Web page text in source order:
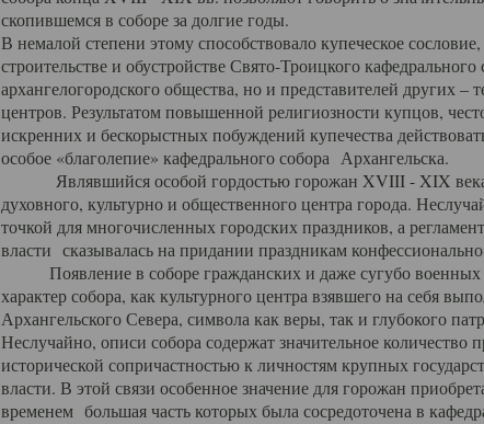
скопившемся в соборе за долгие годы.
В немалой степени этому способствовало купеческое
строительстве и обустройстве Свято-Троицкого
архангелогородского общества, но и представителей других –
центров. Результатом повышенной религиозности купцов,
искренних и бескорыстных побуждений купечества
особое «благолепие» кафедрального собора Архангельска.
Являвшийся особой гордостью горожан XVIII - XIX века
духовного, культурно и общественного центра города.
точкой для многочисленных городских праздников, а
власти сказывалась на придании праздникам
Появление в соборе гражданских и даже сугубо военных
характер собора, как культурного центра взявшего на себя
Архангельского Севера, символа как веры, так и глубокого
Неслучайно, описи собора содержат значительное количество
исторической сопричастностью к личностям крупных
власти. В этой связи особенное значение для горожан
временем большая часть которых была сосредоточена в